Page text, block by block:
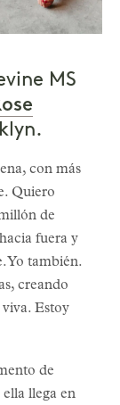
MS
con más
Quiero
de
fuera y
Yo también.
creando
Estoy
de
llega en